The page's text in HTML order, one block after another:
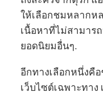
ให้เลือกชมหลากห
เนื้อหาที่ไม่สามาร
ยอดนิยมอื่นๆ.
อีกทางเลือกหนึ่งคือ
เว็บไซต์เฉพาะทา